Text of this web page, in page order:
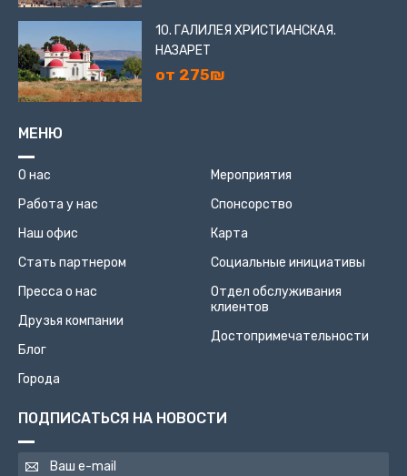
10. ГАЛИЛЕЯ ХРИСТИАНСКАЯ.
НАЗАРЕТ
от 275₪
МЕНЮ
О нас
Работа у нас
Наш офис
Стать партнером
Пресса о нас
Друзья компании
Блог
Города
Мероприятия
Спонсорство
Карта
Социальные инициативы
Отдел обслуживания
клиентов
Достопримечательности
ПОДПИСАТЬСЯ НА НОВОСТИ